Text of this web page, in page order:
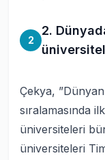
2
2.
Çekya,
sıralamasında
üniversiteleri
üniversiteleri